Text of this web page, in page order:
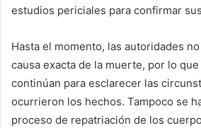
estudios periciales para confirmar
Hasta el momento, las autoridades
causa exacta de la muerte, por lo
continúan para esclarecer las
ocurrieron los hechos. Tampoco se
proceso de repatriación de los